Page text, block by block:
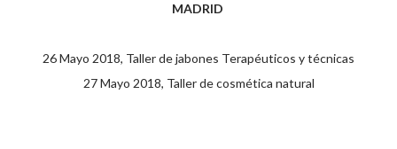
MADRID
26 Mayo 2018, Taller de jabones Terapéuticos y técnicas
27 Mayo 2018, Taller de cosmética natural